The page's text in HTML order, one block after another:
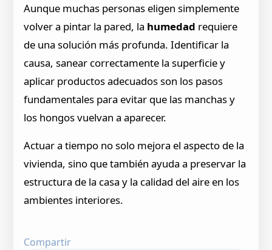
Aunque muchas personas eligen simplemente
volver a pintar la pared, la humedad requiere
de una solución más profunda. Identificar la
causa, sanear correctamente la superficie y
aplicar productos adecuados son los pasos
fundamentales para evitar que las manchas y
los hongos vuelvan a aparecer.
Actuar a tiempo no solo mejora el aspecto de la
vivienda, sino que también ayuda a preservar la
estructura de la casa y la calidad del aire en los
ambientes interiores.
Compartir